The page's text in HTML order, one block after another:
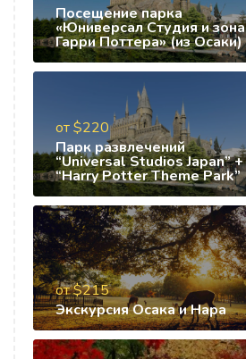
Посещение парка
«Юниверсал Студия и зона
Гарри Поттера» (из Осаки)
от $220
Парк развлечений
“Universal Studios Japan” +
“Harry Potter Theme Park”
от $215
Экскурсия Осака и Нара